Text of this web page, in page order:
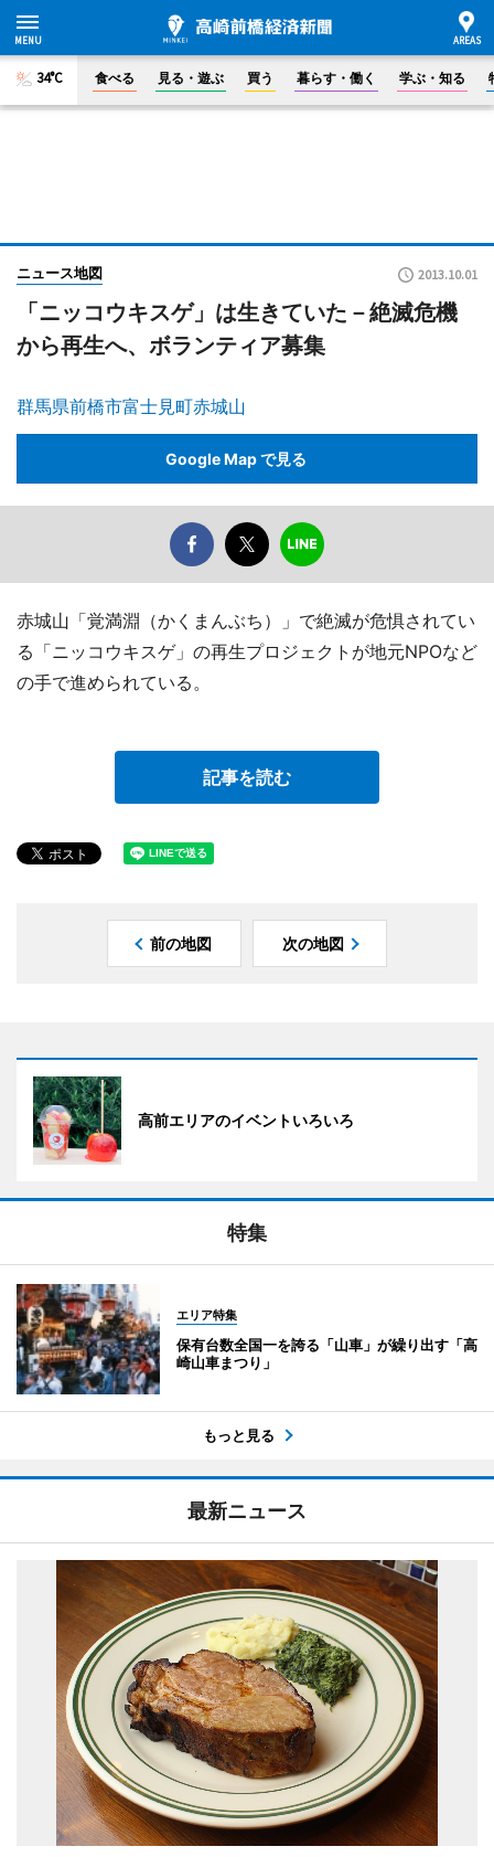
34°C 食べる 見る・遊ぶ 買う 暮らす・働く 学ぶ・知る
ニュース地図 2013.10.01
「ニッコウキスゲ」は生きていた－絶滅危機
から再生へ、ボランティア募集
群馬県前橋市富士見町赤城山
Google Map で見る
赤城山「覚満淵（かくまんぶち）」で絶滅が危惧されてい
る「ニッコウキスゲ」の再生プロジェクトが地元NPOなど
の手で進められている。
記事を読む
前の地図 次の地図
高前エリアのイベントいろいろ
特集
エリア特集
保有台数全国一を誇る「山車」が繰り出す「高
崎山車まつり」
もっと見る
最新ニュース